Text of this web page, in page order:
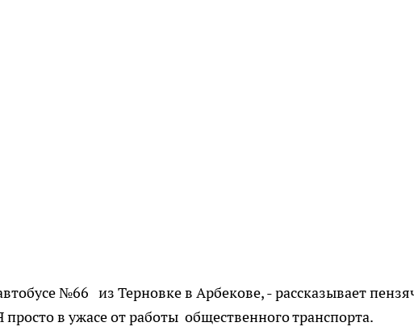
№66 из Терновке в Арбекове, - рассказывает
в ужасе от работы общественного транспорта.